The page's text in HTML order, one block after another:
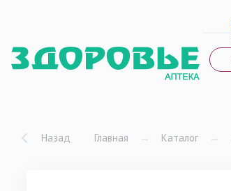
Назад Главная → Каталог →